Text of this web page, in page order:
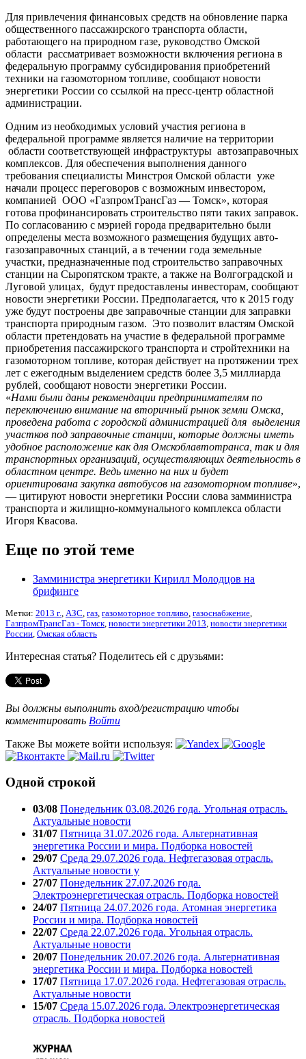
Для привлечения финансовых средств на обновление парка
общественного пассажирского транспорта области,
работающего на природном газе, руководство Омской
области рассматривает возможности включения региона в
федеральную программу субсидирования приобретений
техники на газомоторном топливе, сообщают новости
энергетики России со ссылкой на пресс-центр областной
администрации.
Одним из необходимых условий участия региона в
федеральной программе является наличие на территории
области соответствующей инфраструктуры автозаправочных
комплексов. Для обеспечения выполнения данного
требования специалисты Минстроя Омской области уже
начали процесс переговоров с возможным инвестором,
компанией ООО «ГазпромТрансГаз — Томск», которая
готова профинансировать строительство пяти таких заправок.
По согласованию с мэрией города предварительно были
определены места возможного размещения будущих авто-
газозаправочных станций, а в течении года земельные
участки, предназначенные под строительство заправочных
станции на Сыропятском тракте, а также на Волгоградской и
Луговой улицах, будут предоставлены инвесторам, сообщают
новости энергетики России. Предполагается, что к 2015 году
уже будут построены две заправочные станции для заправки
транспорта природным газом. Это позволит властям Омской
области претендовать на участие в федеральной программе
приобретения пассажирского транспорта и стройтехники на
газомоторном топливе, которая действует на протяжении трех
лет с ежегодным выделением средств более 3,5 миллиарда
рублей, сообщают новости энергетики России.
«Нами были даны рекомендации предпринимателям по
переключению внимание на вторичный рынок земли Омска,
проведена работа с городской администрацией для выделения
участков под заправочные станции, которые должны иметь
удобное расположение как для Омскоблавтотранса, так и для
транспортных организаций, осуществляющих деятельность в
областном центре. Ведь именно на них и будет
ориентирована закупка автобусов на газомоторном топливе»,
— цитируют новости энергетики России слова замминистра
транспорта и жилищно-коммунального комплекса области
Игоря Квасова.
Еще по этой теме
Замминистра энергетики Кирилл Молодцов на
брифинге
Метки: 2013 г. АЗС газ газомоторное топливо газоснабжение
ГазпромТрансГаз - Томск новости энергетики 2013 новости энергетики
России Омская область
Интересная статья? Поделитесь ей с друзьями:
Вы должны выполнить вход/регистрацию чтобы
комментировать Войти
Также Вы можете войти используя:
Одной строкой
03/08 Понедельник 03.08.2026 года. Угольная отрасль.
Актуальные новости
31/07 Пятница 31.07.2026 года. Альтернативная
энергетика России и мира. Подборка новостей
29/07 Среда 29.07.2026 года. Нефтегазовая отрасль.
Актуальные новости у
27/07 Понедельник 27.07.2026 года.
Электроэнергетическая отрасль. Подборка новостей
24/07 Пятница 24.07.2026 года. Атомная энергетика
России и мира. Подборка новостей
22/07 Среда 22.07.2026 года. Угольная отрасль.
Актуальные новости
20/07 Понедельник 20.07.2026 года. Альтернативная
энергетика России и мира. Подборка новостей
17/07 Пятница 17.07.2026 года. Нефтегазовая отрасль.
Актуальные новости
15/07 Среда 15.07.2026 года. Электроэнергетическая
отрасль. Подборка новостей